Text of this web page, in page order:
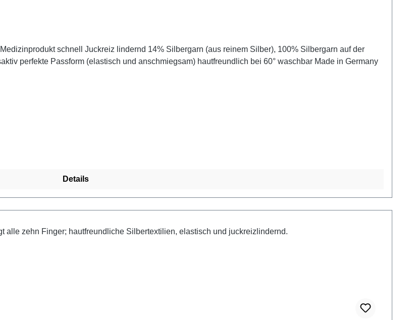
perfekte Passform (elastisch und anschmiegsam) hautfreundlich bei 60° waschbar Made in Germany
Details